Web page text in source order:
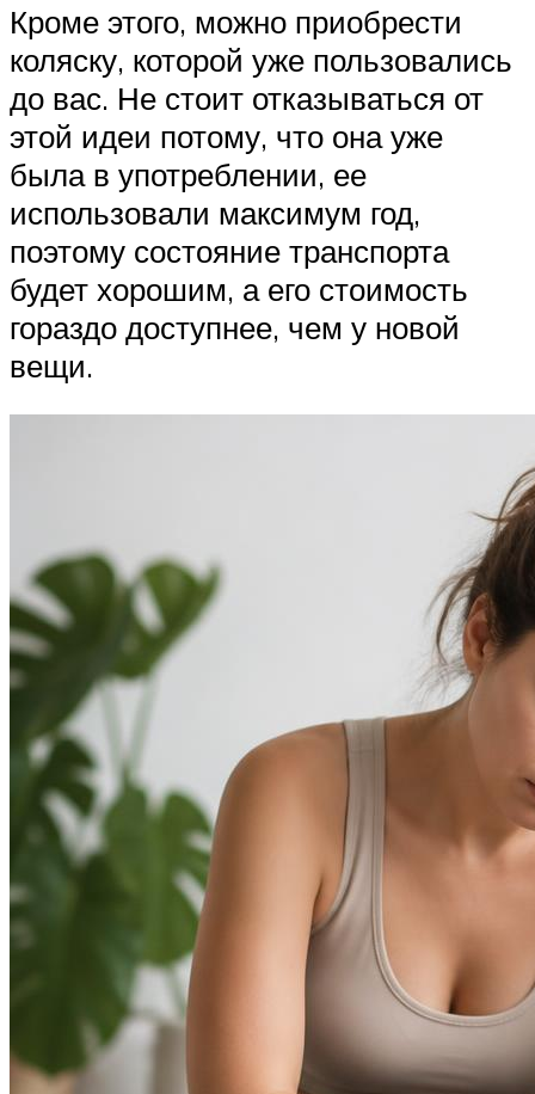
Кроме этого, можно приобрести
коляску, которой уже пользовались
до вас. Не стоит отказываться от
этой идеи потому, что она уже
была в употреблении, ее
использовали максимум год,
поэтому состояние транспорта
будет хорошим, а его стоимость
гораздо доступнее, чем у новой
вещи.